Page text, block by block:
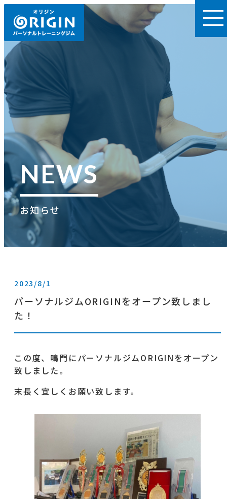
NEWS
お知らせ
2023/8/1
パーソナルジムORIGINをオープン致しまし
た！
この度、鳴門にパーソナルジムORIGINをオープン
致しました。
末長く宜しくお願い致します。